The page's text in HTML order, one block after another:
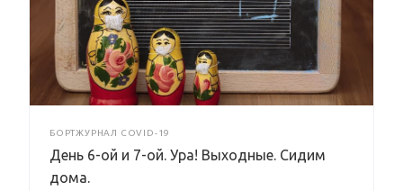
БОРТЖУРНАЛ COVID-19
День 6-ой и 7-ой. Ура! Выходные. Сидим
дома.